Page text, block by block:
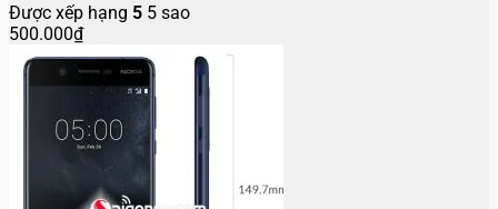
Được xếp hạng 5 5 sao
500.000₫